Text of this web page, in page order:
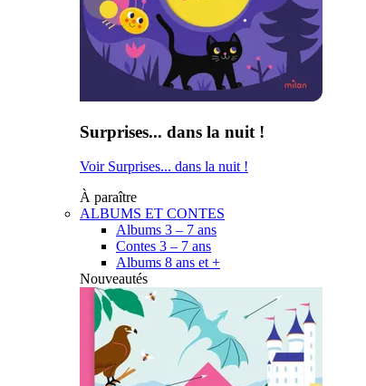
Surprises... dans la nuit !
Voir Surprises... dans la nuit !
À paraître
ALBUMS ET CONTES
Albums 3 – 7 ans
Contes 3 – 7 ans
Albums 8 ans et +
Nouveautés